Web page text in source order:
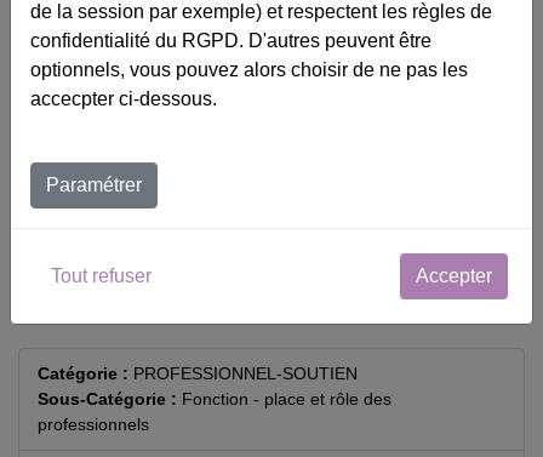
Catalogue
Contact
Catégorie : PROFESSIONNEL-SOUTIEN
Sous-Catégorie : Fonction - place et rôle des
professionnels
de la session par exemple) et respectent les règles de
confidentialité du RGPD. D'autres peuvent être
optionnels, vous pouvez alors choisir de ne pas les
accecpter ci-dessous.
Paramétrer
Tout refuser Accepter